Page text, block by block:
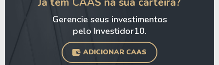
Gerencie seus investimentos
pelo Investidor10.
ADICIONAR CAAS